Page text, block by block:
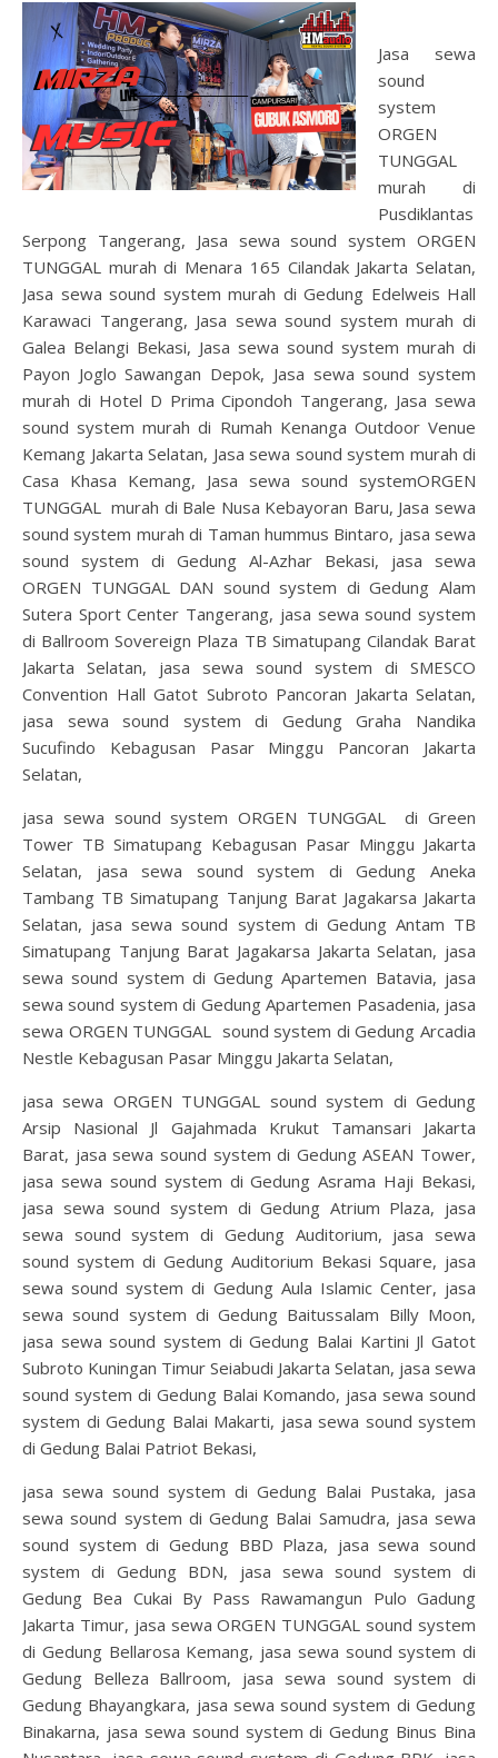
Jasa sewa
sound
system
ORGEN
TUNGGAL
murah di
Pusdiklantas
Serpong Tangerang, Jasa sewa sound system ORGEN
TUNGGAL murah di Menara 165 Cilandak Jakarta Selatan,
Jasa sewa sound system murah di Gedung Edelweis Hall
Karawaci Tangerang, Jasa sewa sound system murah di
Galea Belangi Bekasi, Jasa sewa sound system murah di
Payon Joglo Sawangan Depok, Jasa sewa sound system
murah di Hotel D Prima Cipondoh Tangerang, Jasa sewa
sound system murah di Rumah Kenanga Outdoor Venue
Kemang Jakarta Selatan, Jasa sewa sound system murah di
Casa Khasa Kemang, Jasa sewa sound systemORGEN
TUNGGAL murah di Bale Nusa Kebayoran Baru, Jasa sewa
sound system murah di Taman hummus Bintaro, jasa sewa
sound system di Gedung Al-Azhar Bekasi, jasa sewa
ORGEN TUNGGAL DAN sound system di Gedung Alam
Sutera Sport Center Tangerang, jasa sewa sound system
di Ballroom Sovereign Plaza TB Simatupang Cilandak Barat
Jakarta Selatan, jasa sewa sound system di SMESCO
Convention Hall Gatot Subroto Pancoran Jakarta Selatan,
jasa sewa sound system di Gedung Graha Nandika
Sucufindo Kebagusan Pasar Minggu Pancoran Jakarta
Selatan,
jasa sewa sound system ORGEN TUNGGAL di Green
Tower TB Simatupang Kebagusan Pasar Minggu Jakarta
Selatan, jasa sewa sound system di Gedung Aneka
Tambang TB Simatupang Tanjung Barat Jagakarsa Jakarta
Selatan, jasa sewa sound system di Gedung Antam TB
Simatupang Tanjung Barat Jagakarsa Jakarta Selatan, jasa
sewa sound system di Gedung Apartemen Batavia, jasa
sewa sound system di Gedung Apartemen Pasadenia, jasa
sewa ORGEN TUNGGAL sound system di Gedung Arcadia
Nestle Kebagusan Pasar Minggu Jakarta Selatan,
jasa sewa ORGEN TUNGGAL sound system di Gedung
Arsip Nasional Jl Gajahmada Krukut Tamansari Jakarta
Barat, jasa sewa sound system di Gedung ASEAN Tower,
jasa sewa sound system di Gedung Asrama Haji Bekasi,
jasa sewa sound system di Gedung Atrium Plaza, jasa
sewa sound system di Gedung Auditorium, jasa sewa
sound system di Gedung Auditorium Bekasi Square, jasa
sewa sound system di Gedung Aula Islamic Center, jasa
sewa sound system di Gedung Baitussalam Billy Moon,
jasa sewa sound system di Gedung Balai Kartini Jl Gatot
Subroto Kuningan Timur Seiabudi Jakarta Selatan, jasa sewa
sound system di Gedung Balai Komando, jasa sewa sound
system di Gedung Balai Makarti, jasa sewa sound system
di Gedung Balai Patriot Bekasi,
jasa sewa sound system di Gedung Balai Pustaka, jasa
sewa sound system di Gedung Balai Samudra, jasa sewa
sound system di Gedung BBD Plaza, jasa sewa sound
system di Gedung BDN, jasa sewa sound system di
Gedung Bea Cukai By Pass Rawamangun Pulo Gadung
Jakarta Timur, jasa sewa ORGEN TUNGGAL sound system
di Gedung Bellarosa Kemang, jasa sewa sound system di
Gedung Belleza Ballroom, jasa sewa sound system di
Gedung Bhayangkara, jasa sewa sound system di Gedung
Binakarna, jasa sewa sound system di Gedung Binus Bina